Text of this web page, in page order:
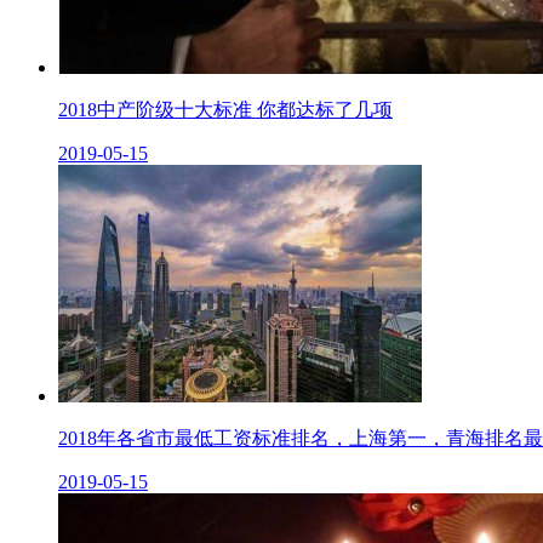
2018中产阶级十大标准 你都达标了几项
2019-05-15
2018年各省市最低工资标准排名，上海第一，青海排名
2019-05-15